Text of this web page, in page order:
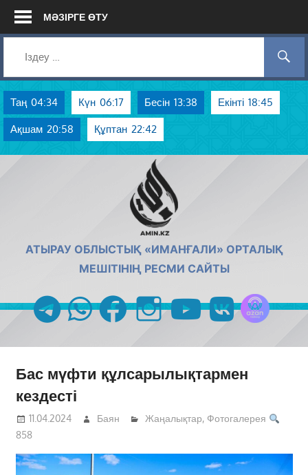
Skip
МӘЗІРГЕ ӨТУ
Таң 04:34 Күн 06:17 Бесін 13:38 Екінті 18:45
Ақшам 20:58 Құптан 22:42
АТЫРАУ ОБЛЫСТЫҚ «ИМАНҒАЛИ» ОРТАЛЫҚ
МЕШІТІНІҢ РЕСМИ САЙТЫ
telegramwhatsappfacebookinstagramyoutubevk
Бас мүфти құлсарылықтармен
кездесті
11.04.2024 Баян Жаңалықтар, Фотогалерея
858